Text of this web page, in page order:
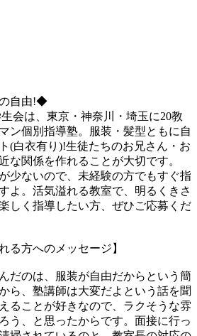
自由!◆
会は、東京・神奈川・埼玉に20教
ン個別指導塾。服装・髪型ともに自
(白衣有り)!生徒たちのお兄さん・お
な関係を作れることが大切です。
少ないので、未経験の方でもすぐ指
よ。活気溢れる教室で、明るくきさ
しく指導したい方、ぜひご応募くだ
る方へのメッセージ】
だのは、服装が自由だからという簡
ら、塾講師は大変だよという話を聞
ることが好きなので、ラクそうな雰
う、と思ったからです。面接に行っ